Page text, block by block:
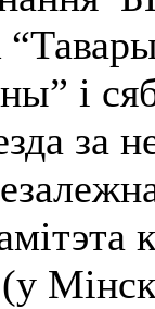
і
за